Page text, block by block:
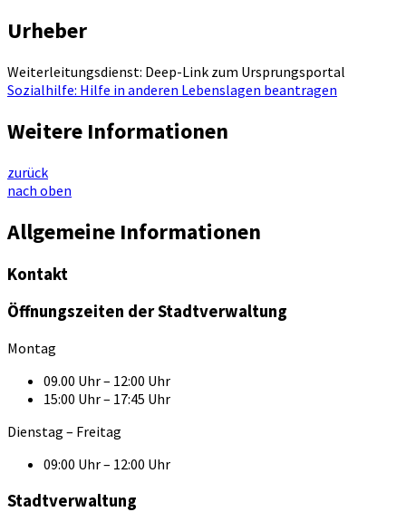
Urheber
Weiterleitungsdienst: Deep-Link zum Ursprungsportal
Sozialhilfe: Hilfe in anderen Lebenslagen beantragen
Weitere Informationen
zurück
nach oben
Allgemeine Informationen
Kontakt
Öffnungszeiten der Stadtverwaltung
Montag
09.00 Uhr – 12:00 Uhr
15:00 Uhr – 17:45 Uhr
Dienstag – Freitag
09:00 Uhr – 12:00 Uhr
Stadtverwaltung